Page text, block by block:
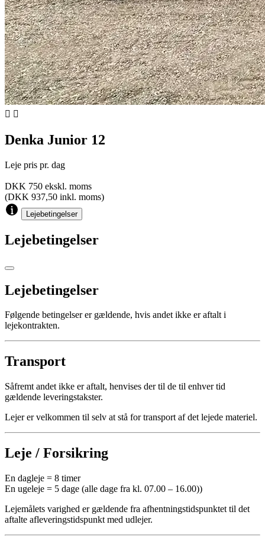
 
Denka Junior 12
Leje pris pr. dag
DKK 750 ekskl. moms
(DKK 937,50 inkl. moms)
Lejebetingelser
Lejebetingelser
Lejebetingelser
Følgende betingelser er gældende, hvis andet ikke er aftalt i
lejekontrakten.
Transport
Såfremt andet ikke er aftalt, henvises der til de til enhver tid
gældende leveringstakster.
Lejer er velkommen til selv at stå for transport af det lejede materiel.
Leje / Forsikring
En dagleje = 8 timer
En ugeleje = 5 dage (alle dage fra kl. 07.00 – 16.00))
Lejemålets varighed er gældende fra afhentningstidspunktet til det
aftalte afleveringstidspunkt med udlejer.